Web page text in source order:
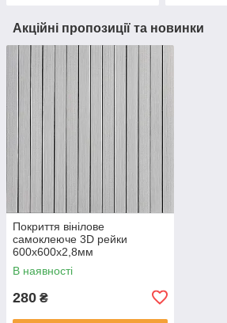
Акційні пропозиції та новинки
Покриття вінілове
самоклеюче 3D рейки
600х600х2,8мм
Скандинавський білий шпон
SW-00002197
В наявності
280 ₴